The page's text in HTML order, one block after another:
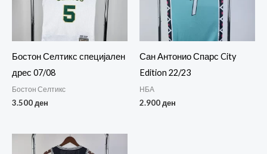
Бостон Селтикс специјален
дрес 07/08
Бостон Селтикс
3.500ден
Сан Антонио Спарс City
Edition 22/23
НБА
2.900ден